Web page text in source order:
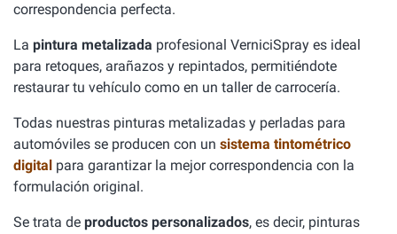
correspondencia perfecta.
La pintura metalizada profesional VerniciSpray es ideal
para retoques, arañazos y repintados, permitiéndote
restaurar tu vehículo como en un taller de carrocería.
Todas nuestras pinturas metalizadas y perladas para
automóviles se producen con un sistema tintométrico
digital para garantizar la mejor correspondencia con la
formulación original.
Se trata de productos personalizados, es decir, pinturas